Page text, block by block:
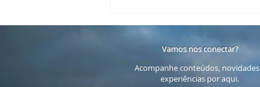
Vamos nos conectar?
Acompanhe conteúdos,
experiências por aqui.